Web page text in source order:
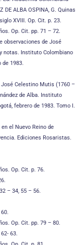
DE ALBA OSPINA, G. Quinas
XVIII. Op. Cit. p. 23.
Op. Cit. pp. 71 – 72.
observaciones de José
notas. Instituto Colombiano
de 1983.
Celestino Mutis (1760 –
de Alba. Instituto
febrero de 1983. Tomo I.
el Nuevo Reino de
Ediciones Rosaristas.
Op. Cit. p. 76.
– 34, 55 – 56.
Op. Cit. pp. 79 – 80.
63.